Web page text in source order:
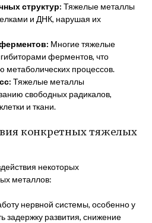
структур: Тяжелые металлы
и ДНК, нарушая их
Многие тяжелые
ферментов, что
метаболических процессов.
Тяжелые металлы
свободных радикалов,
и ткани.
конкретных тяжелых
некоторых
металлов:
нервной системы, особенно у
задержку развития, снижение